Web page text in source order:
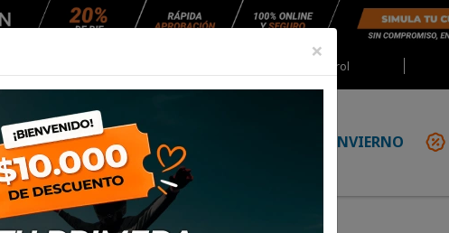
Red Castrol
NEUMÁTICOS MANTENCIÓN INVIERNO
×